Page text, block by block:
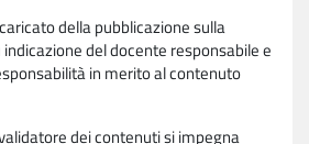
della pubblicazione sulla
del docente responsabile e
in merito al contenuto
dei contenuti si impegna